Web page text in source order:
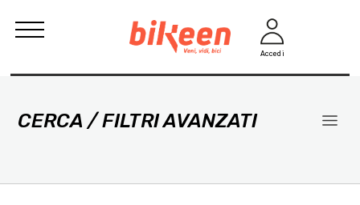
Accedi
CERCA / FILTRI AVANZATI